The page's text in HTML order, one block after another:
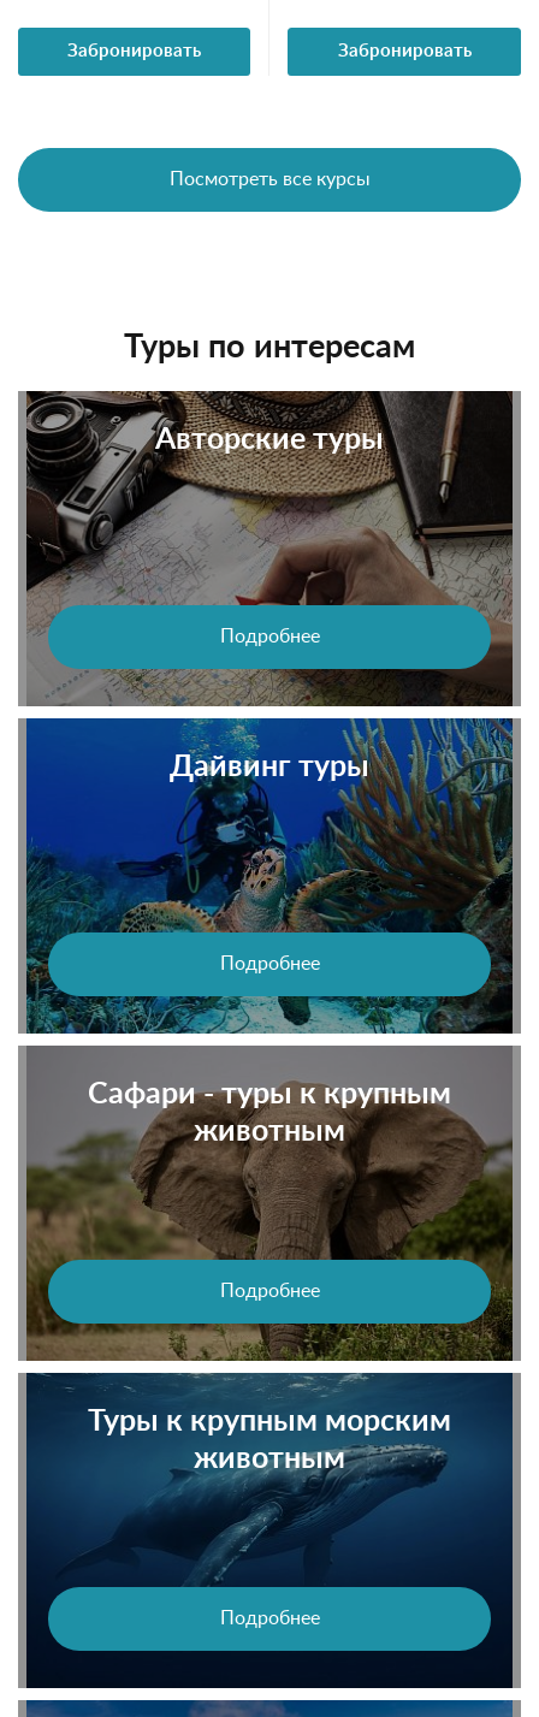
Забронировать Забронировать
Посмотреть все курсы
Туры по интересам
Авторские туры
Подробнее
Дайвинг туры
Подробнее
Сафари - туры к крупным
животным
Подробнее
Туры к крупным морским
животным
Подробнее